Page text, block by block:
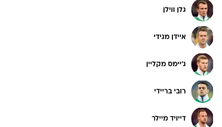
גלן ווילן
איידן מגידי
ג'יימס מקליין
רובי בריידי
דייויד מיילר